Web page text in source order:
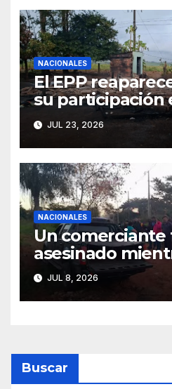
NACIONALES
El EPP
su participación
de Canindeyú
JUL 23, 2026
NACIONALES
Un comerciante
asesinado
junto a su hija
JUL 8, 2026
Buscar